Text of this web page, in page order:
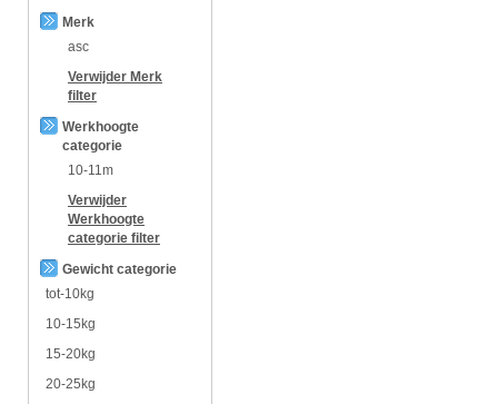
Merk
asc
Verwijder Merk
filter
Werkhoogte
categorie
10-11m
Verwijder
Werkhoogte
categorie filter
Gewicht categorie
tot-10kg
10-15kg
15-20kg
20-25kg